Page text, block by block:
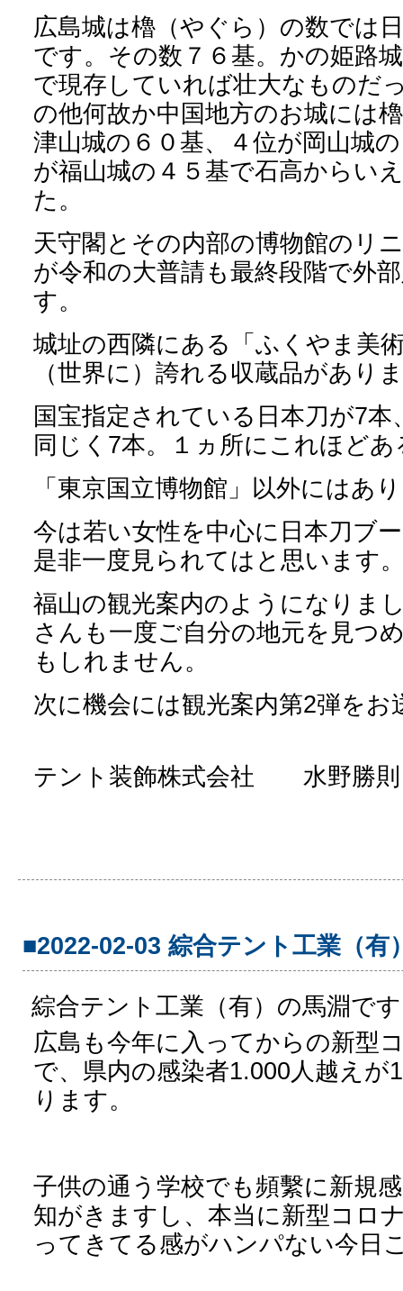
広島城は櫓（やぐら）の数では
です。その数７６基。かの姫路
で現存していれば壮大なものだ
の他何故か中国地方のお城には
津山城の６０基、４位が岡山城
が福山城の４５基で石高からい
た。
天守閣とその内部の博物館のリ
が令和の大普請も最終段階で外
す。
城址の西隣にある「ふくやま美
（世界に）誇れる収蔵品があり
国宝指定されている日本刀が7本
同じく 7本。１ヵ所にこれほどあ
「東京国立博物館」以外にはあ
今は若い女性を中心に日本刀ブ
是非一度見られてはと思います
福山の観光案内のようになりま
さんも一度ご自分の地元を見つ
もしれません。
次に機会には観光案内第2弾をお
テント装飾株式会社 水野勝則
■2022-02-03 綜合テント工業（有
綜合テント工業（有）の馬淵で
広島も今年に入ってからの新型
で、県内の感染者1.000 人越えが
ります。
子供の通う学校でも頻繫に新規
知がきますし、本当に新型コロ
ってきてる感がハンパない今日